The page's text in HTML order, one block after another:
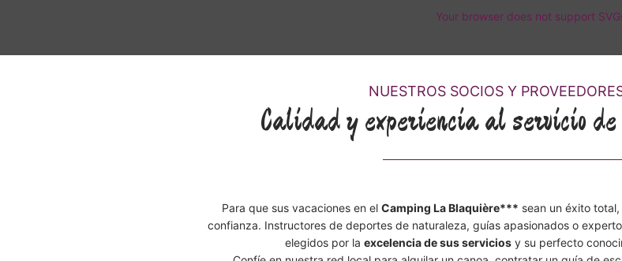
Your browser does not support
NUESTROS SOCIOS Y
Calidad y experiencia al servicio
Para que sus vacaciones en el Camping La Blaquière*** sean un éxito
confianza. Instructores de deportes de naturaleza, guías apasionados o
elegidos por laexcelencia de sus servicios y su perfecto